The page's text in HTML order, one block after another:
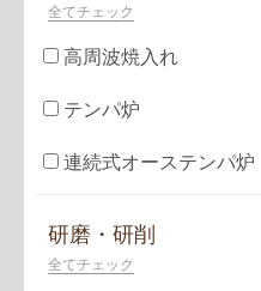
全てチェック
高周波焼入れ
テンパ炉
連続式オーステンパ炉
研磨・研削
全てチェック